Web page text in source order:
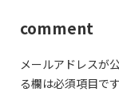
comment
メールアドレスが
る欄は必須項目です